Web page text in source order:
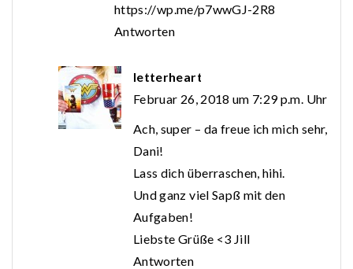
https://wp.me/p7wwGJ-2R8
Antworten
letterheart
Februar 26, 2018 um 7:29 p.m. Uhr
Ach, super – da freue ich mich sehr,
Dani!
Lass dich überraschen, hihi.
Und ganz viel Sapß mit den
Aufgaben!
Liebste Grüße <3 Jill
Antworten